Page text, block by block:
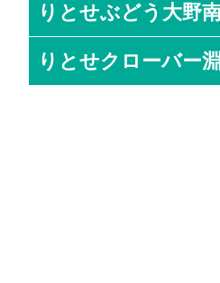
りとせぶどう大野
りとせクローバー